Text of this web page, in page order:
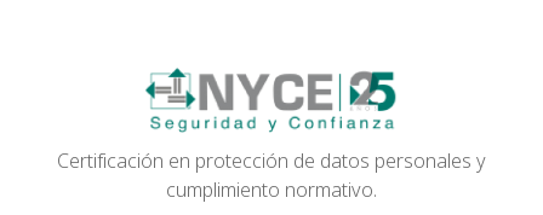
Certificación en protección de datos personales y
cumplimiento normativo.